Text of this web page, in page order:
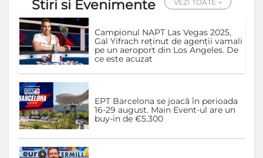
Stiri si Evenimente VEZI TOATE →
Campionul NAPT Las Vegas 2025,
Gal Yifrach reținut de agenții vamali
pe un aeroport din Los Angeles. De
ce este acuzat
EPT Barcelona se joacă în perioada
16-29 august. Main Event-ul are un
buy-in de €5.300